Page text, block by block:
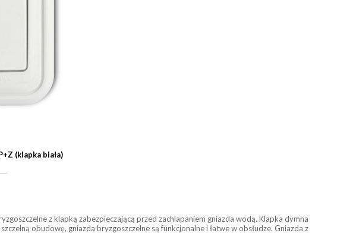
(klapka biała)
z klapką zabezpieczającą przed zachlapaniem gniazda wodą. Klapka dymna
obudowę, gniazda bryzgoszczelne są funkcjonalne i łatwe w obsłudze. Gniazda z